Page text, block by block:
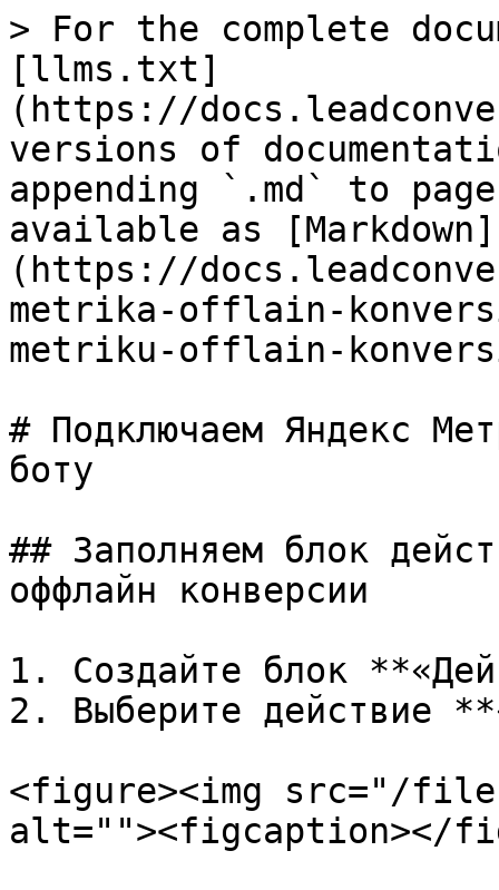
> For the complete
[llms.txt]
(https://
versions of
appending `.md` to
available as [Markdown]
(https://
metrika-offlain-
metriku-offlain-
# Подключаем Яндекс
боту
## Заполняем блок
оффлайн конверсии
1. Создайте блок
2. Выберите действие
<figure><img src="/files/
alt=""><figcaption></